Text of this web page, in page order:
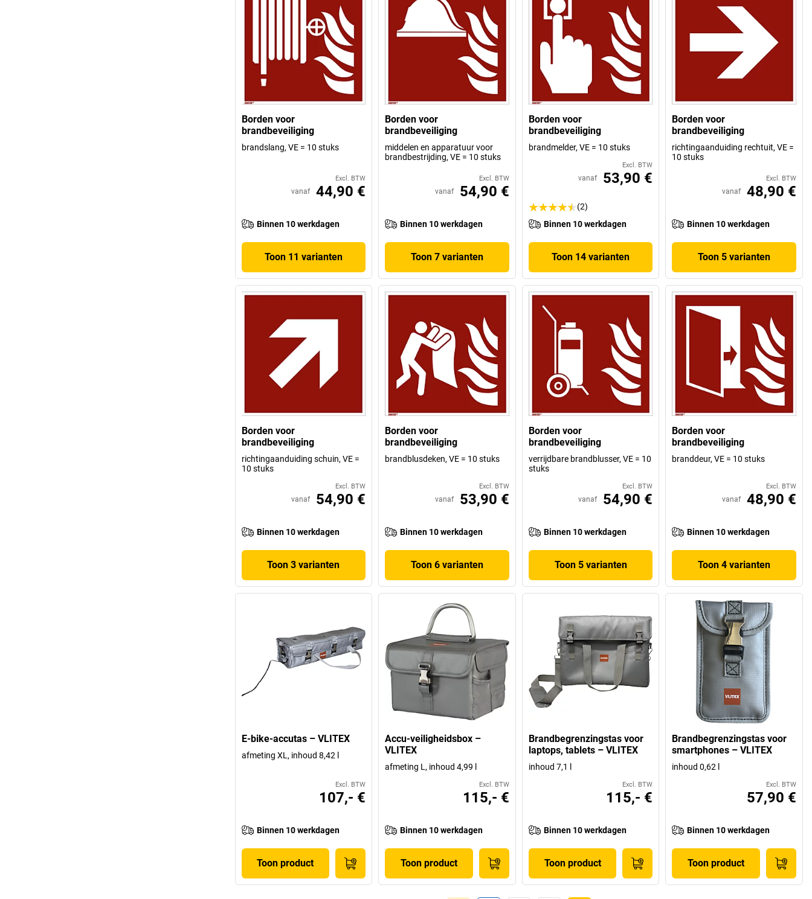
Borden voor
brandbeveiliging
brandslang, VE = 10 stuks
Excl. BTW
vanaf 44,90 €
Binnen 10 werkdagen
Toon 11 varianten
Borden voor
brandbeveiliging
middelen en apparatuur voor
brandbestrijding, VE = 10 stuks
Excl. BTW
vanaf 54,90 €
Binnen 10 werkdagen
Toon 7 varianten
Borden voor
brandbeveiliging
brandmelder, VE = 10 stuks
Excl. BTW
vanaf 53,90 €
(2)
Binnen 10 werkdagen
Toon 14 varianten
Borden voor
brandbeveiliging
richtingaanduiding rechtuit, VE =
10 stuks
Excl. BTW
vanaf 48,90 €
Binnen 10 werkdagen
Toon 5 varianten
Borden voor
brandbeveiliging
richtingaanduiding schuin, VE =
10 stuks
Excl. BTW
vanaf 54,90 €
Binnen 10 werkdagen
Toon 3 varianten
Borden voor
brandbeveiliging
brandblusdeken, VE = 10 stuks
Excl. BTW
vanaf 53,90 €
Binnen 10 werkdagen
Toon 6 varianten
Borden voor
brandbeveiliging
verrijdbare brandblusser, VE = 10
stuks
Excl. BTW
vanaf 54,90 €
Binnen 10 werkdagen
Toon 5 varianten
Borden voor
brandbeveiliging
branddeur, VE = 10 stuks
Excl. BTW
vanaf 48,90 €
Binnen 10 werkdagen
Toon 4 varianten
E-bike-accutas – VLITEX
afmeting XL, inhoud 8,42 l
Excl. BTW
107,- €
Binnen 10 werkdagen
Toon product
Accu-veiligheidsbox –
VLITEX
afmeting L, inhoud 4,99 l
Excl. BTW
115,- €
Binnen 10 werkdagen
Toon product
Brandbegrenzingstas voor
laptops, tablets – VLITEX
inhoud 7,1 l
Excl. BTW
115,- €
Binnen 10 werkdagen
Toon product
Brandbegrenzingstas voor
smartphones – VLITEX
inhoud 0,62 l
Excl. BTW
57,90 €
Binnen 10 werkdagen
Toon product